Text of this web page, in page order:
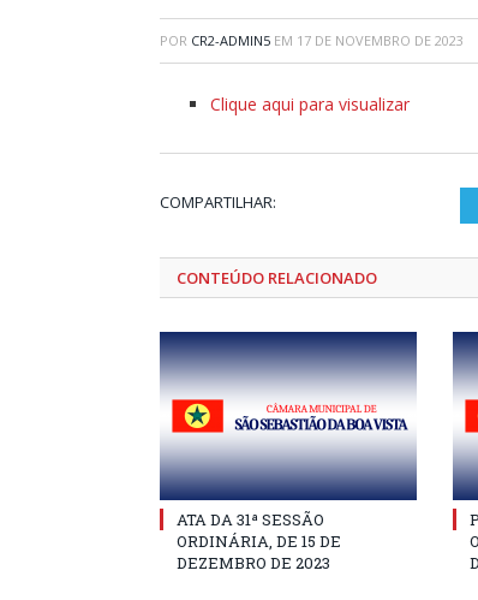
POR CR2-ADMIN5 EM 17 DE NOVEMBRO DE 2023
Clique aqui para visualizar
COMPARTILHAR:
CONTEÚDO RELACIONADO
ATA DA 31ª SESSÃO
ORDINÁRIA, DE 15 DE
DEZEMBRO DE 2023